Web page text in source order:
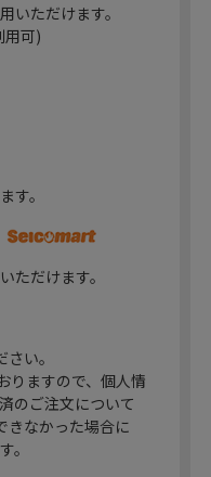
いただけます。
用可)
す。
ただけます。
い。
りますので、個人情
のご注文について
きなかった場合に
。